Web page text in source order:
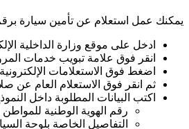
يمكنك عمل استعلام عن تأمين سيارة
ادخل على موقع وزارة الداخلية
انقر فوق علامة تبويب خدمات
اضغط فوق الاستعلامات
ثم انقر فوق الاستعلام العام عن
اكتب البيانات المطلوبة داخل
رقم الهوية الوطنية للمواطن
التفاصيل الخاصة بلوحة